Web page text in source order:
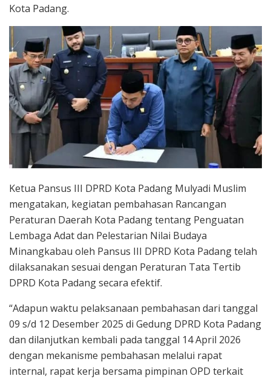
Kota Padang.
Ketua Pansus III DPRD Kota Padang Mulyadi Muslim
mengatakan, kegiatan pembahasan Rancangan
Peraturan Daerah Kota Padang tentang Penguatan
Lembaga Adat dan Pelestarian Nilai Budaya
Minangkabau oleh Pansus III DPRD Kota Padang telah
dilaksanakan sesuai dengan Peraturan Tata Tertib
DPRD Kota Padang secara efektif.
“Adapun waktu pelaksanaan pembahasan dari tanggal
09 s/d 12 Desember 2025 di Gedung DPRD Kota Padang
dan dilanjutkan kembali pada tanggal 14 April 2026
dengan mekanisme pembahasan melalui rapat
internal, rapat kerja bersama pimpinan OPD terkait